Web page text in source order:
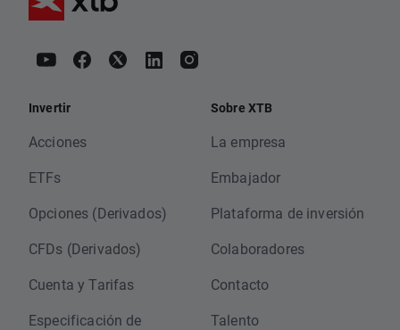
Invertir
Acciones
ETFs
Opciones (Derivados)
CFDs (Derivados)
Cuenta y Tarifas
Especificación de
Sobre XTB
La empresa
Embajador
Plataforma de inversión
Colaboradores
Contacto
Talento